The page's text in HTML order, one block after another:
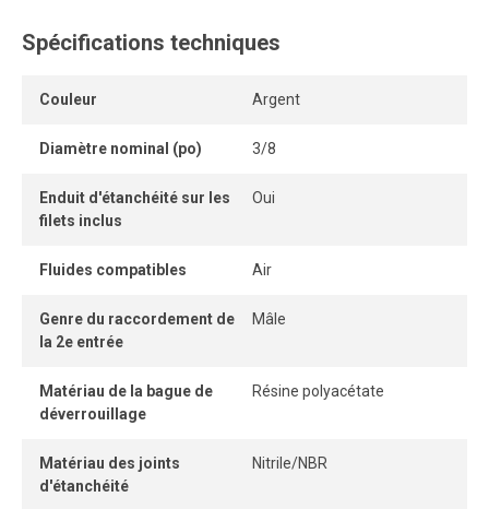
connexions et déconnexions tout en conservant un
Son anneau de dégagement permet de retirer le tube
autobloquant sans pièce détachable garantit une
Lorsque le tube est correctement inséré, la connexion
Spécifications techniques
Couleur Argent
Diamètre nominal (po) 3/8
Enduit d'étanchéité sur les
filets inclus
Oui
Fluides compatibles Air
Genre du raccordement de
la 2e entrée
Mâle
Matériau de la bague de
déverrouillage
Résine polyacétate
Matériau des joints
d'étanchéité
Nitrile/NBR